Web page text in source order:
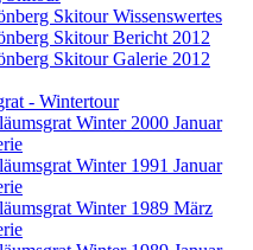
Skitour Wissenswertes
Skitour Bericht 2012
Skitour Galerie 2012
- Wintertour
Winter 2000 Januar
Winter 1991 Januar
Winter 1989 März